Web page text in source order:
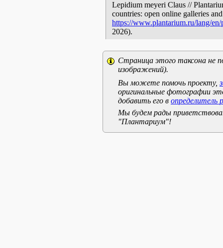
Lepidium meyeri Claus //
countries: open online galleries
https://www.plantarium.ru/lang/
2026).
Страница этого таксона не
изображений).
Вы можете помочь проекту,
оригинальные фотографии
добавить его в определитель
Мы будем рады
"Плантариум"!